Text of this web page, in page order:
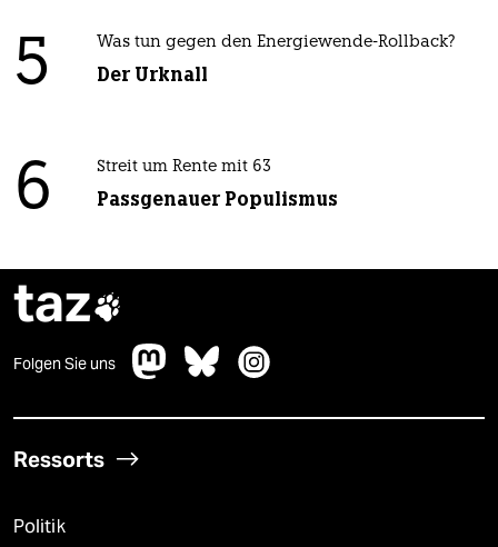
5 Was tun gegen den Energiewende-Rollback?
Der Urknall
6 Streit um Rente mit 63
Passgenauer Populismus
taz
Folgen Sie uns
Ressorts
Politik